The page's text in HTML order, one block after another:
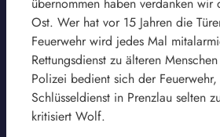
Ost. Wer hat vor 15 Jahren die
Feuerwehr wird jedes Mal
Rettungsdienst zu älteren
Polizei bedient sich der
Schlüsseldienst in Prenzlau selten
kritisiert Wolf.